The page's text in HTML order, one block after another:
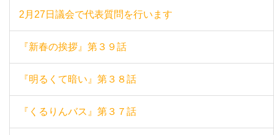
2月27日議会で代表質問を行います
『新春の挨拶』第３９話
『明るくて暗い』第３８話
『くるりんバス』第３７話